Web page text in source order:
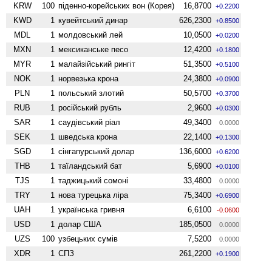
KRW 100 піденно-корейських вон (Корея) 16,8700 +0.2200
KWD 1 кувейтський динар 626,2300 +0.8500
MDL 1 молдовський лей 10,0500 +0.0200
MXN 1 мексиканське песо 12,4200 +0.1800
MYR 1 малайзійський рингіт 51,3500 +0.5100
NOK 1 норвезька крона 24,3800 +0.0900
PLN 1 польський злотий 50,5700 +0.3700
RUB 1 російський рубль 2,9600 +0.0300
SAR 1 саудівський ріал 49,3400 0.0000
SEK 1 шведська крона 22,1400 +0.1300
SGD 1 сінгапурський долар 136,6000 +0.6200
THB 1 таїландський бат 5,6900 +0.0100
TJS 1 таджицький сомоні 33,4800 0.0000
TRY 1 нова турецька ліра 75,3400 +0.6900
UAH 1 українська гривня 6,6100 -0.0600
USD 1 долар США 185,0500 0.0000
UZS 100 узбецьких сумів 7,5200 0.0000
XDR 1 СПЗ 261,2200 +0.1900